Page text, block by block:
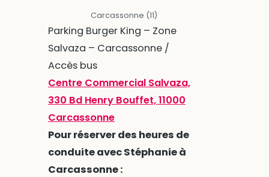
Carcassonne (11)
Parking Burger King – Zone
Salvaza – Carcassonne /
Accès bus
Centre Commercial Salvaza,
330 Bd Henry Bouffet, 11000
Carcassonne
Pour réserver des heures de
conduite avec Stéphanie à
Carcassonne :